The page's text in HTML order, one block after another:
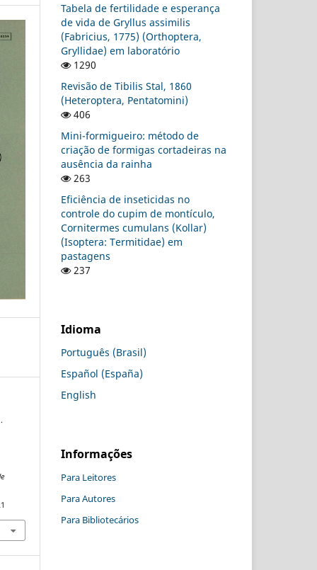
Tabela de fertilidade e esperança
de vida de Gryllus assimilis
(Fabricius, 1775) (Orthoptera,
Gryllidae) em laboratório
1290
Revisão de Tibilis Stal, 1860
(Heteroptera, Pentatomini)
406
Mini-formigueiro: método de
criação de formigas cortadeiras na
ausência da rainha
263
Eficiência de inseticidas no
controle do cupim de montículo,
Cornitermes cumulans (Kollar)
(Isoptera: Termitidae) em
pastagens
237
Idioma
Português (Brasil)
Español (España)
English
Informações
Para Leitores
Para Autores
Para Bibliotecários